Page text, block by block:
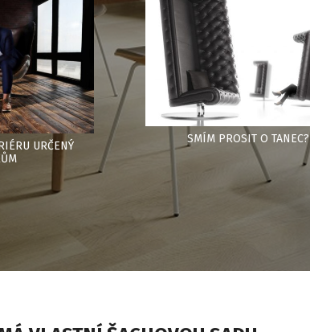
URČENÝ
SMÍM PROSIT O TANEC?